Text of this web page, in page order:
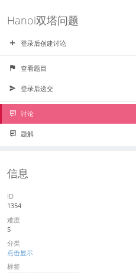
Hanoi双塔问题
登录后创建讨论
查看题目
登录后递交
讨论
题解
信息
ID
1354
难度
5
分类
点击显示
标签